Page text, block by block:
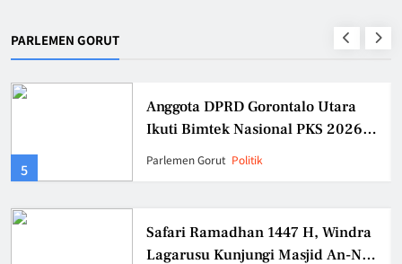
PARLEMEN GORUT
Anggota DPRD Gorontalo Utara
Ikuti Bimtek Nasional PKS 2026
di Jakarta
Parlemen Gorut
Safari Ramadhan 1447 H, Windra
Lagarusu Kunjungi Masjid An-Nur
9